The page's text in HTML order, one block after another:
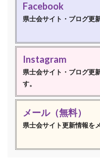
Facebook
県士会サイト・ブログ更
Instagram
県士会サイト・ブログ更
す。
メール（無料）
県士会サイト更新情報を